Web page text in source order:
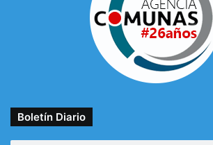
Boletín Diario